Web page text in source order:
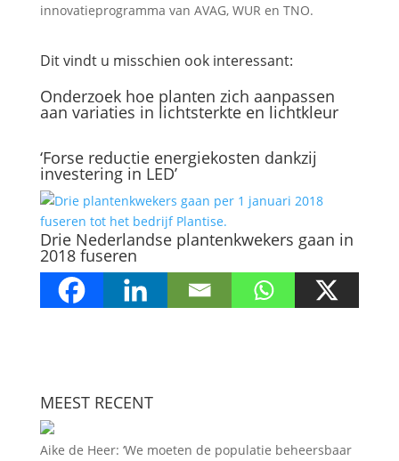
innovatieprogramma van AVAG, WUR en TNO.
Dit vindt u misschien ook interessant:
Onderzoek hoe planten zich aanpassen
aan variaties in lichtsterkte en lichtkleur
‘Forse reductie energiekosten dankzij
investering in LED’
Drie Nederlandse plantenkwekers gaan in
2018 fuseren
MEEST RECENT
Aike de Heer: ‘We moeten de populatie beheersbaar